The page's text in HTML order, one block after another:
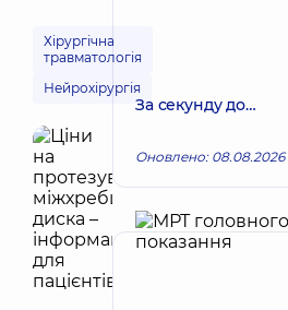
Хірургічна
травматологія
Нейрохірургія
За секунду до…
Оновлено: 08.08.2026